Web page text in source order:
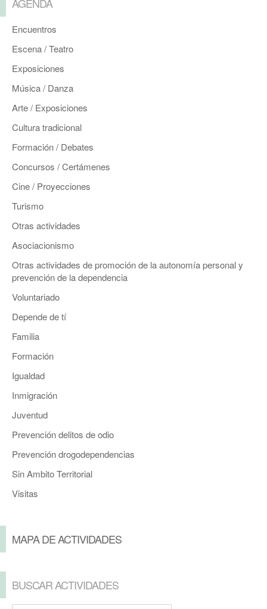
Encuentros
Escena / Teatro
Exposiciones
Música / Danza
Arte / Exposiciones
Cultura tradicional
Formación / Debates
Concursos / Certámenes
Cine / Proyecciones
Turismo
Otras actividades
Asociacionismo
Otras actividades de promoción de la autonomía personal y
prevención de la dependencia
Voluntariado
Depende de tí
Familia
Formación
Igualdad
Inmigración
Juventud
Prevención delitos de odio
Prevención drogodependencias
Sin Ambito Territorial
Visitas
MAPA DE ACTIVIDADES
BUSCAR ACTIVIDADES